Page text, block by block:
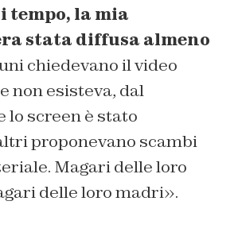
tempo, la mia
stata diffusa almeno
chiedevano il video
non esisteva, dal
lo screen è stato
proponevano scambi
Magari delle loro
delle loro madri».